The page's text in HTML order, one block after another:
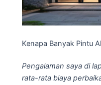
Kenapa Banyak Pintu
Pengalaman saya di
rata-rata biaya